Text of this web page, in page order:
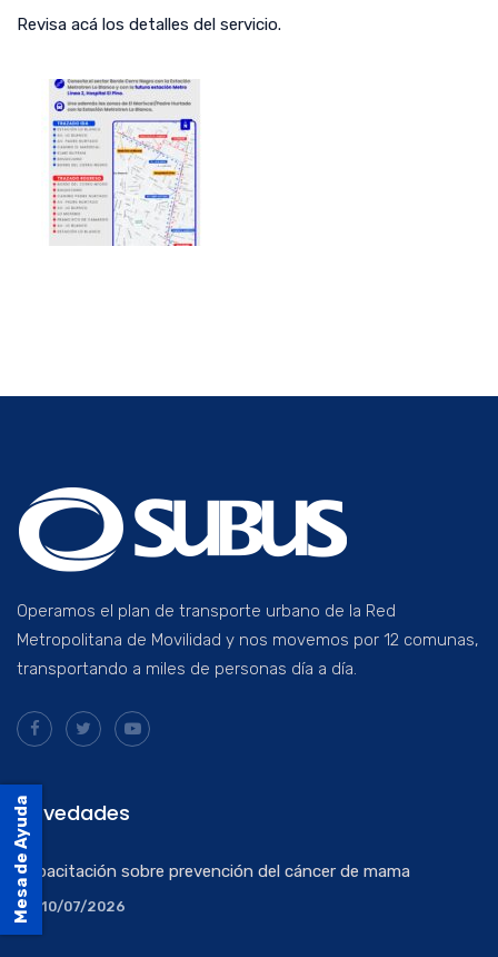
Revisa acá los detalles del servicio.
Operamos el plan de transporte urbano de la Red
Metropolitana de Movilidad y nos movemos por 12 comunas,
transportando a miles de personas día a día.
Novedades
Capacitación sobre prevención del cáncer de mama
10/07/2026
Mesa de Ayuda